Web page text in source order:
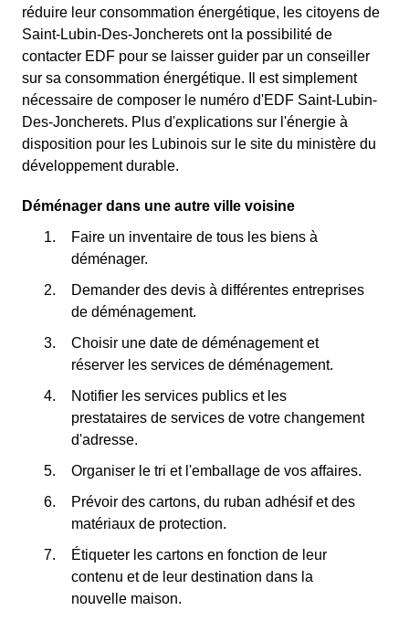
réduire leur consommation énergétique, les citoyens de
Saint-Lubin-Des-Joncherets ont la possibilité de
contacter EDF pour se laisser guider par un conseiller
sur sa consommation énergétique. Il est simplement
nécessaire de composer le numéro d'EDF Saint-Lubin-
Des-Joncherets. Plus d'explications sur l'énergie à
disposition pour les Lubinois sur le site du ministère du
développement durable.
Déménager dans une autre ville voisine
Faire un inventaire de tous les biens à
déménager.
Demander des devis à différentes entreprises
de déménagement.
Choisir une date de déménagement et
réserver les services de déménagement.
Notifier les services publics et les
prestataires de services de votre changement
d'adresse.
Organiser le tri et l'emballage de vos affaires.
Prévoir des cartons, du ruban adhésif et des
matériaux de protection.
Étiqueter les cartons en fonction de leur
contenu et de leur destination dans la
nouvelle maison.